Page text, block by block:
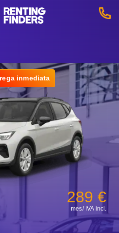
inmediata
289 €
mes/ IVA incl.